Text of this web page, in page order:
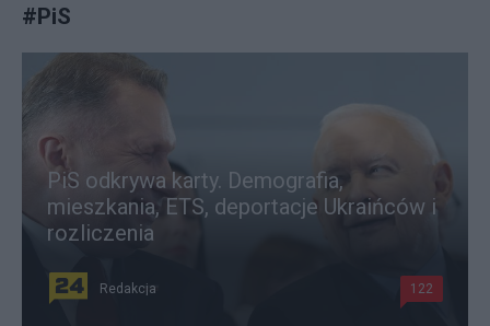
#PiS
PiS odkrywa karty. Demografia,
mieszkania, ETS, deportacje Ukraińców i
rozliczenia
Redakcja 122